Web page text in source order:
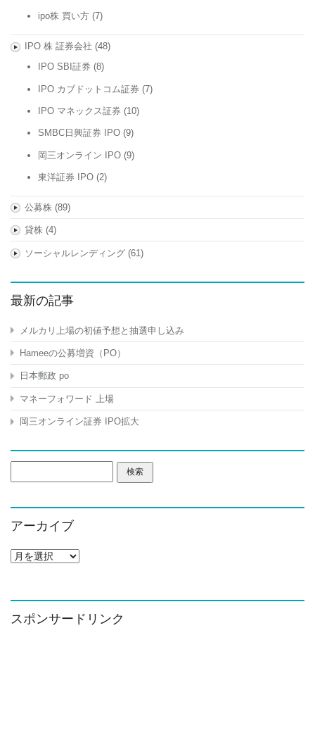
ipo株 買い方 (7)
IPO 株 証券会社 (48)
IPO SBI証券 (8)
IPO カブドットコム証券 (7)
IPO マネックス証券 (10)
SMBC日興証券 IPO (9)
岡三オンライン IPO (9)
東洋証券 IPO (2)
公募株(89)
貸株(4)
ソーシャルレンディング(61)
最新の記事
メルカリ上場の初値予想と抽選申し込み
Hameeの公募増資（PO）
日本郵政 po
マネーフォワード 上場
岡三オンライン証券 IPO拡大
索:
アーカイブ
ア
イ
ブ
スポンサードリンク